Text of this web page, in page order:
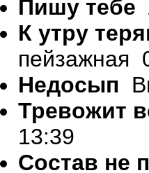
Пишу тебе
К утру
пейзажная
Недосып
Тревожит
13:39
Состав не